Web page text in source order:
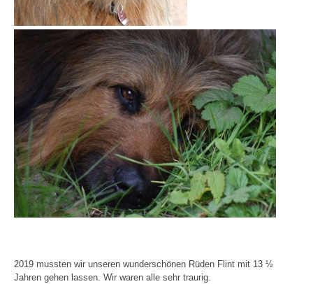
2019 mussten wir unseren wunderschönen Rüden Flint mit 13 ½
Jahren gehen lassen. Wir waren alle sehr traurig.